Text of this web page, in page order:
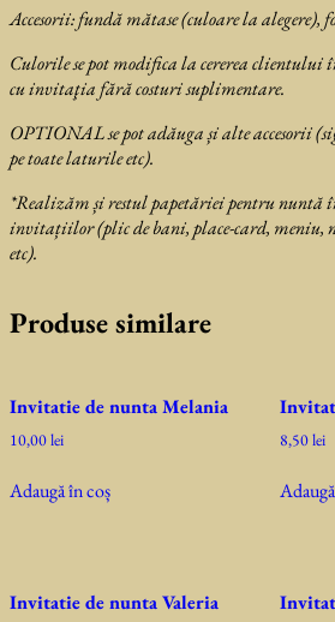
Accesorii: fundă mătase (culoare la alegere),
Culorile se pot modifica la cererea
cu invitaţia fără costuri suplimentare.
OPTIONAL se pot adăuga și alte accesorii
pe toate laturile etc).
*Realizăm și restul papetăriei pentru nuntă
invitațiilor (plic de bani, place-card,
etc).
Produse similare
Invitatie de nunta Melania
10,00lei
Adaugă în coș
8,50lei
Invitatie de nunta Valeria